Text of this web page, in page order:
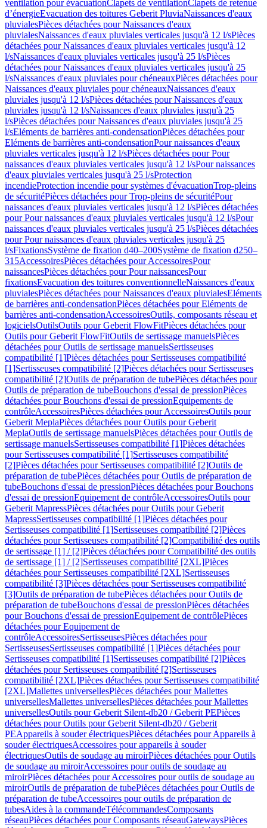
ventilation pour évacuationClapets de ventilationClapets de retenue
d’énergieEvacuation des toitures Geberit PluviaNaissances d'eaux
pluvialesPièces détachées pour Naissances d'eaux
pluvialesNaissances d'eaux pluviales verticales jusqu'à 12 l/sPièces
détachées pour Naissances d'eaux pluviales verticales jusqu'à 12
l/sNaissances d'eaux pluviales verticales jusqu'à 25 l/sPièces
détachées pour Naissances d'eaux pluviales verticales jusqu'à 25
l/sNaissances d'eaux pluviales pour chéneauxPièces détachées pour
Naissances d'eaux pluviales pour chéneauxNaissances d'eaux
pluviales jusqu'à 12 l/sPièces détachées pour Naissances d'eaux
pluviales jusqu'à 12 l/sNaissances d'eaux pluviales jusqu'à 25
l/sPièces détachées pour Naissances d'eaux pluviales jusqu'à 25
l/sEléments de barrières anti-condensationPièces détachées pour
Eléments de barrières anti-condensationPour naissances d'eaux
pluviales verticales jusqu'à 12 l/sPièces détachées pour Pour
naissances d'eaux pluviales verticales jusqu'à 12 l/sPour naissances
d'eaux pluviales verticales jusqu'à 25 l/sProtection
incendieProtection incendie pour systèmes d'évacuationTrop-pleins
de sécuritéPièces détachées pour Trop-pleins de sécuritéPour
naissances d'eaux pluviales verticales jusqu'à 12 l/sPièces détachées
pour Pour naissances d'eaux pluviales verticales jusqu'à 12 l/sPour
naissances d'eaux pluviales verticales jusqu'à 25 l/sPièces détachées
pour Pour naissances d'eaux pluviales verticales jusqu'à 25
l/sFixationsSystème de fixation d40–200Système de fixation d250–
315AccessoiresPièces détachées pour AccessoiresPour
naissancesPièces détachées pour Pour naissancesPour
fixationsEvacuation des toitures conventionnelleNaissances d'eaux
pluvialesPièces détachées pour Naissances d'eaux pluvialesEléments
de barrières anti-condensationPièces détachées pour Eléments de
barrières anti-condensationAccessoiresOutils, composants réseau et
logicielsOutilsOutils pour Geberit FlowFitPièces détachées pour
Outils pour Geberit FlowFitOutils de sertissage manuelsPièces
détachées pour Outils de sertissage manuelsSertisseuses
compatibilité [1]Pièces détachées pour Sertisseuses compatibilité
[1]Sertisseuses compatibilité [2]Pièces détachées pour Sertisseuses
compatibilité [2]Outils de préparation de tubePièces détachées pour
Outils de préparation de tubeBouchons d'essai de pressionPièces
détachées pour Bouchons d'essai de pressionEquipements de
contrôleAccessoiresPièces détachées pour AccessoiresOutils pour
Geberit MeplaPièces détachées pour Outils pour Geberit
MeplaOutils de sertissage manuelsPièces détachées pour Outils de
sertissage manuelsSertisseuses compatibilité [1]Pièces détachées
pour Sertisseuses compatibilité [1]Sertisseuses compatibilité
[2]Pièces détachées pour Sertisseuses compatibilité [2]Outils de
préparation de tubePièces détachées pour Outils de préparation de
tubeBouchons d'essai de pressionPièces détachées pour Bouchons
d'essai de pressionEquipement de contrôleAccessoiresOutils pour
Geberit MapressPièces détachées pour Outils pour Geberit
MapressSertisseuses compatibilité [1]Pièces détachées pour
Sertisseuses compatibilité [1]Sertisseuses compatibilité [2]Pièces
détachées pour Sertisseuses compatibilité [2]Compatibilité des outils
de sertissage [1] / [2]Pièces détachées pour Compatibilité des outils
de sertissage [1] / [2]Sertisseuses compatibilité [2XL]Pièces
détachées pour Sertisseuses compatibilité [2XL]Sertisseuses
compatibilité [3]Pièces détachées pour Sertisseuses compatibilité
[3]Outils de préparation de tubePièces détachées pour Outils de
préparation de tubeBouchons d'essai de pressionPièces détachées
pour Bouchons d'essai de pressionEquipement de contrôlePièces
détachées pour Equipement de
contrôleAccessoiresSertisseusesPièces détachées pour
SertisseusesSertisseuses compatibilité [1]Pièces détachées pour
Sertisseuses compatibilité [1]Sertisseuses compatibilité [2]Pièces
détachées pour Sertisseuses compatibilité [2]Sertisseuses
compatibilité [2XL]Pièces détachées pour Sertisseuses compatibilité
[2XL]Mallettes universellesPièces détachées pour Mallettes
universellesMallettes universellesPièces détachées pour Mallettes
universellesOutils pour Geberit Silent-db20 / Geberit PEPièces
détachées pour Outils pour Geberit Silent-db20 / Geberit
PEAppareils à souder électriquesPièces détachées pour Appareils à
souder électriquesAccessoires pour appareils à souder
électriquesOutils de soudage au miroirPièces détachées pour Outils
de soudage au miroirAccessoires pour outils de soudage au
miroirPièces détachées pour Accessoires pour outils de soudage au
miroirOutils de préparation de tubePièces détachées pour Outils de
préparation de tubeAccessoires pour outils de préparation de
tubesAides à la commandeTélécommandesComposants
réseauPièces détachées pour Composants réseauGatewaysPièces